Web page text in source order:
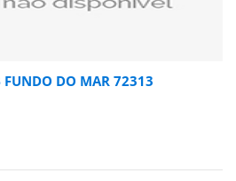
FUNDO DO MAR 72313